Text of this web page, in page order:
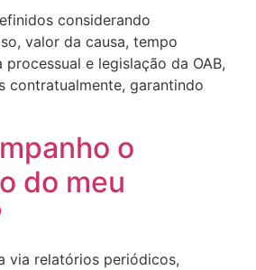
considerando
valor da causa, tempo
processual e legislação da OAB,
contratualmente, garantindo
o
do meu
via relatórios periódicos,